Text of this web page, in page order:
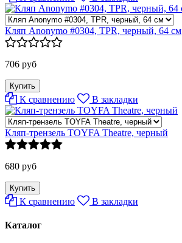
Кляп Anonymo #0304, TPR, черный, 64 см
706 руб
К сравнению В закладки
Кляп-трензель TOYFA Theatre, черный
680 руб
К сравнению В закладки
Каталог